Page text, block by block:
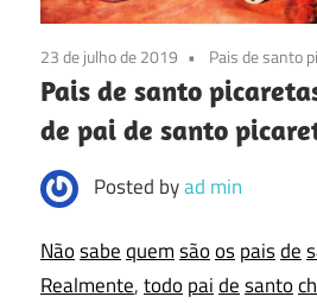
23 de julho de 2019 Pais de santo
Pais de santo
de pai de santo
Posted byad min
Nãosabequemsãoospaisde
Realmente,todopaidesanto